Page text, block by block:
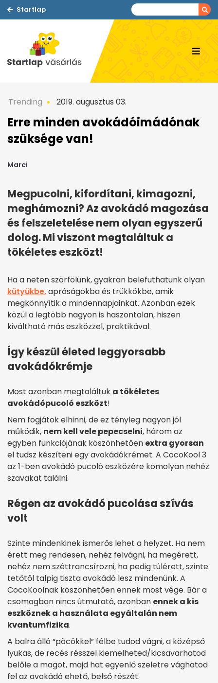
Startlap
Trending 2019. augusztus 03.
Erre minden avokádóimádónak
szüksége van!
Marci
Megpucolni, kifordítani, kimagozni,
meghámozni? Az avokádó magozása
és felszeletelése nem olyan egyszerű
dolog. Mi viszont megtaláltuk a
tökéletes eszközt!
Ha a neten szörfölünk, gyakran belefuthatunk olyan
kütyükbe,apróságokba és trükkökbe, amik
megkönnyítik a mindennapjainkat. Azonban ezek
közül a legtöbb nagyon is haszontalan, hiszen
kiváltható más eszközzel, praktikával.
Így készül életed leggyorsabb
avokádókrémje
Most azonban megtaláltuk a tökéletes
avokádópucoló eszközt!
Nem fogjátok elhinni, de ez tényleg nagyon jól
működik, nem kell vele pepecselni, három az
egyben funkciójának köszönhetően extra gyorsan
el tudsz készíteni egy avokádókrémet. A CocoKool 3
az 1-ben avokádó pucoló eszközére komolyan nehéz
szavakat találni.
Régen az avokádó pucolása szívás
volt
Szinte mindenkinek ismerős lehet a helyzet. Ha nem
érett meg rendesen, nehéz felvágni, ha megérett,
nehéz nem széttrancsírozni, ha pedig túlérett, szinte
tetőtől talpig tiszta avokádó lesz mindenünk. A
CocoKoolnak köszönhetően ennek most vége. Bár a
csomagban nincs útmutató, azonban ennek a kis
eszköznek a használata egyáltalán nem
kvantumfizika.
A balra álló “pöcökkel” félbe tudod vágni, a középső
lyukas, de recés résszel kiemelheted/kicsavarhatod
belőle a magot, majd hat egyenlő szeletre vághatod
fel az avokádó ehető, belső részét.